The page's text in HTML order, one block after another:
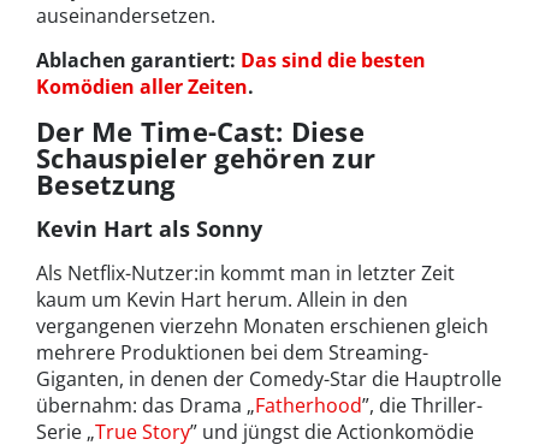
auseinandersetzen.
Ablachen garantiert: Das sind die besten
Komödien aller Zeiten.
Der Me Time-Cast: Diese
Schauspieler gehören zur
Besetzung
Kevin Hart als Sonny
Als Netflix-Nutzer:in kommt man in letzter Zeit
kaum um Kevin Hart herum. Allein in den
vergangenen vierzehn Monaten erschienen gleich
mehrere Produktionen bei dem Streaming-
Giganten, in denen der Comedy-Star die Hauptrolle
übernahm: das Drama „Fatherhood”, die Thriller-
Serie „True Story” und jüngst die Actionkomödie